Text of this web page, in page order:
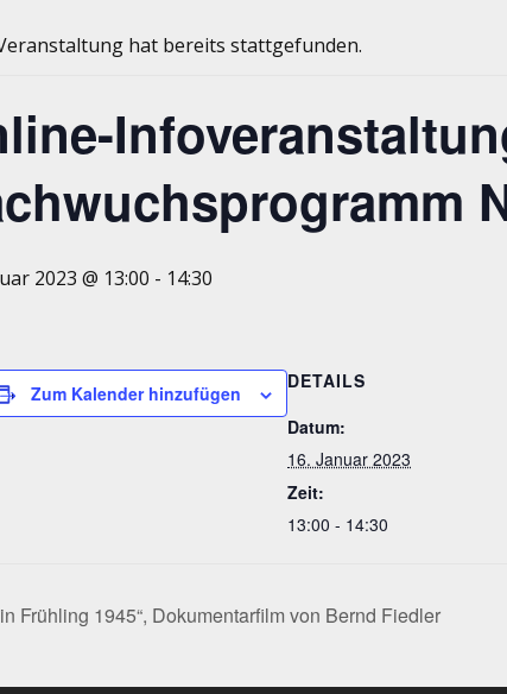
hat bereits stattgefunden.
2023 @ 13:00 - 14:30
Zum Kalender hinzufügen
DETAILS
Datum:
16. Januar 2023
Zeit:
13:00 - 14:30
Frühling 1945“, Dokumentarfilm von Bernd Fiedler